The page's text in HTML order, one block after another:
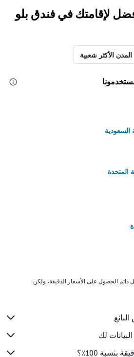
لإقامتك في فندق بلو
المدن الأكثر شعبية
السعودية
المتحدة
لك
بنسبة 100٪؟